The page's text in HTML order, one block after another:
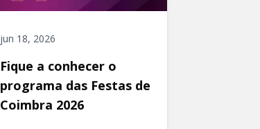
jun 18, 2026
Fique a conhecer o
programa das Festas de
Coimbra 2026